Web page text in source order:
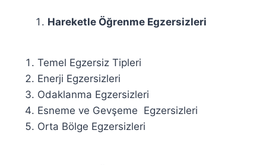
Hareketle Öğrenme Egzersizleri
Temel Egzersiz Tipleri
Enerji Egzersizleri
Odaklanma Egzersizleri
Esneme ve Gevşeme Egzersizleri
Orta Bölge Egzersizleri